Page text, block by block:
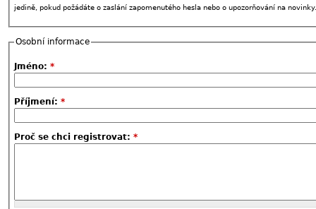
jedině, pokud požádáte o zaslání zapomenutého hesla nebo o upozorňování na novinky.
Osobní informace
Jméno: *
Příjmení: *
Proč se chci registrovat: *